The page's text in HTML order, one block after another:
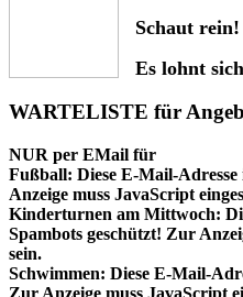
Schaut rein!
Es lohnt
WARTELISTE für
NUR per EMail für
Fußball: Diese E-Mail-
Anzeige muss JavaScript
Kinderturnen am Mittwoch:
Spambots geschützt! Zur
sein.
Schwimmen: Diese E-Mail-